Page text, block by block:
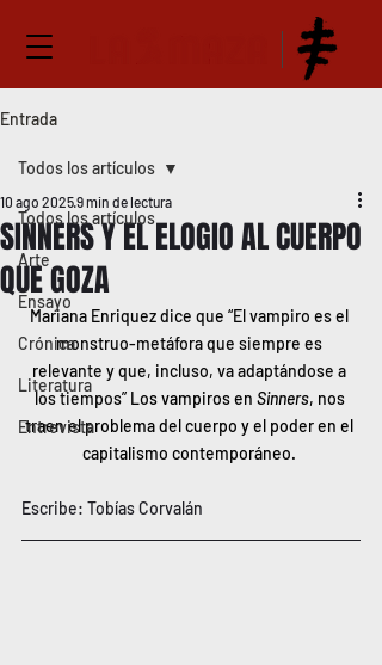
Entrada
Todos los artículos
Arte
Ensayo
Crónica
Literatura
Entrevista
Todos los artículos
SINNERS Y EL ELOGIO AL CUERPO
QUE GOZA
10 ago 20259 min de lectura
Mariana Enriquez dice que “El vampiro es el
monstruo-metáfora que siempre es
relevante y que, incluso, va adaptándose a
los tiempos” Los vampiros en Sinners, nos
traen el problema del cuerpo y el poder en el
capitalismo contemporáneo.
Escribe: Tobías Corvalán